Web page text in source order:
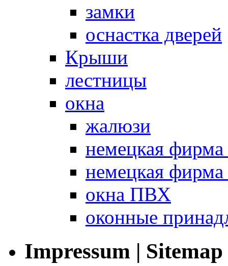
замки
оснастка дверей
Крыши
лестницы
окна
жалюзи
немецкая
немецкая
окна ПВХ
оконные
Impressum | Sitemap